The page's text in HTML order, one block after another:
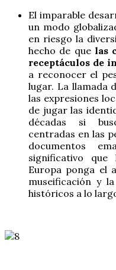
El imparable
un modo
en riesgo la
hecho de que las
receptáculos de
a reconocer el
lugar. La llamada
las expresiones
de jugar las
décadas si
centradas en las
documentos
significativo que
Europa ponga el
museificación y
históricos a lo